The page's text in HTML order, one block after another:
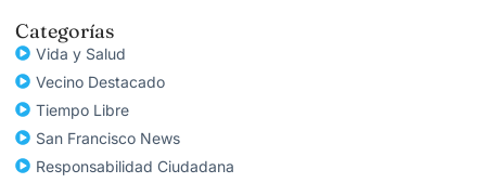
Categorías
Vida y Salud
Vecino Destacado
Tiempo Libre
San Francisco News
Responsabilidad Ciudadana